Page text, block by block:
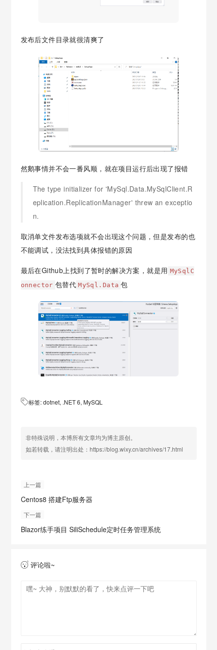
发布后文件目录就很清爽了
然鹅事情并不会一番风顺，就在项目运行后出现了报错
The type initializer for 'MySql.Data.MySqlClient.R
eplication.ReplicationManager' threw an exceptio
n.
取消单文件发布选项就不会出现这个问题，但是发布的也
不能调试，没法找到具体报错的原因
最后在Github上找到了暂时的解决方案，就是用 MySqlC
onnector 包替代 MySql.Data 包
标签:dotnet, .NET 6, MySQL
非特殊说明，本博所有文章均为博主原创。
如若转载，请注明出处： https://blog.wixy.cn/archives/17.html
上一篇
Centos8 搭建Ftp服务器
下一篇
Blazor练手项目 SiliSchedule定时任务管理系统
评论啦~